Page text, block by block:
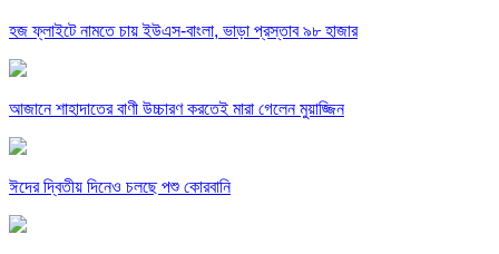
হজ ফ্লাইটে নামতে চায় ইউএস-বাংলা, ভাড়া প্রস্তাব ৯৮ হাজার
আজানে শাহাদাতের বাণী উচ্চারণ করতেই মারা গেলেন মুয়াজ্জিন
ঈদের দ্বিতীয় দিনেও চলছে পশু কোরবানি